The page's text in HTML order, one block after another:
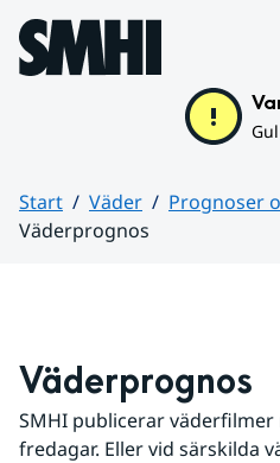
Hoppa till sidans innehåll
Start Väder
Prognoser
Väderprognos
Väderprognos
SMHI publicerar
fredagar. Eller vid särskilda